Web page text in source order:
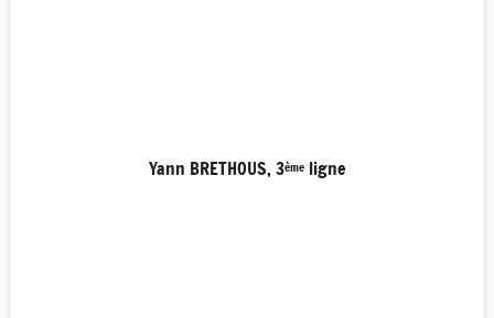
Yann BRETHOUS, 3èmeligne